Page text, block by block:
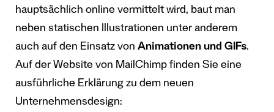
hauptsächlich online vermittelt wird, baut man
neben statischen Illustrationen unter anderem
auch auf den Einsatz von Animationen und GIFs.
Auf der Website von MailChimp finden Sie eine
ausführliche Erklärung zu dem neuen
Unternehmensdesign: